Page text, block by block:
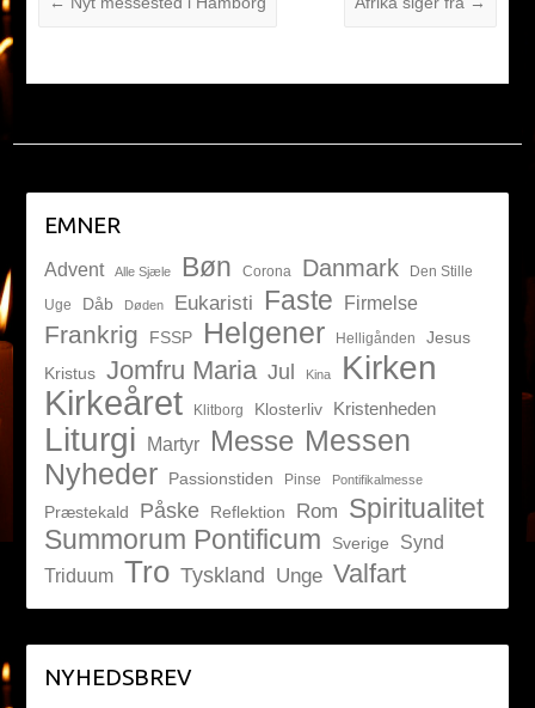
EMNER
Advent Alle Sjæle Bøn Corona Danmark
Den Stille
Uge
Dåb Døden Eukaristi Faste Firmelse
Frankrig FSSP Helgener Helligånden
Jesus
Kristus Jomfru Maria Jul Kina Kirken
Kirkeåret Klitborg Klosterliv Kristenheden
Liturgi Martyr Messe Messen
Nyheder
Passionstiden Pinse Pontifikalmesse
Præstekald Påske Reflektion Rom Spiritualitet
Summorum Pontificum Sverige
Synd
Triduum Tro Tyskland Unge Valfart
NYHEDSBREV